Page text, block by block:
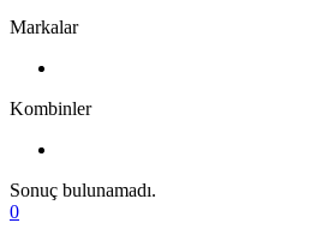
Markalar
Kombinler
Sonuç bulunamadı.
0